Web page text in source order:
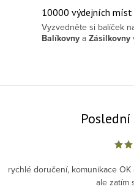
10000 výdejních míst
Vyzvedněte si balíček
Balíkovny a Zásilkovny
rychlé doručení, komunikace
ale zatím